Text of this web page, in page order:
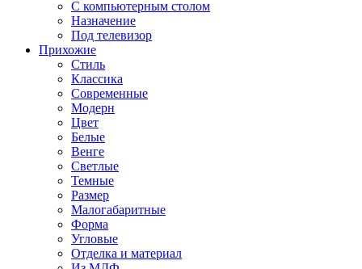
С компьютерным столом
Назначение
Под телевизор
Прихожие
Стиль
Классика
Современные
Модерн
Цвет
Белые
Венге
Светлые
Темные
Размер
Малогабаритные
Форма
Угловые
Отделка и материал